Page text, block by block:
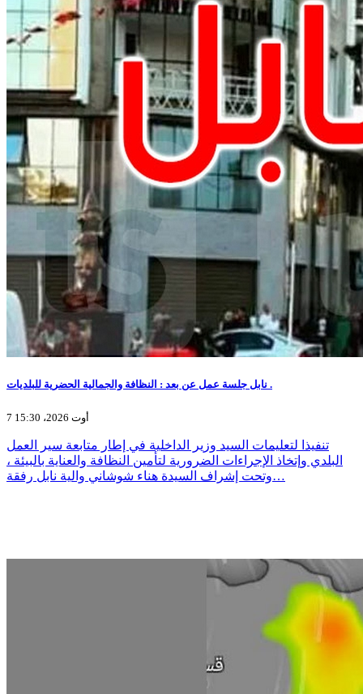
نابل جلسة عمل عن بعد : النظافة والجمالية الحضرية للبلديات .
7 أوت 2026، 15:30
تنفيذا لتعليمات السيد وزير الداخلية في إطار متابعة سير العمل
البلدي وإتخاذ الإجراءات الضرورية لتأمين النظافة والعناية بالبيئة ،
وتحت إشراف السيدة هناء شوشاني والية نابل رفقة…